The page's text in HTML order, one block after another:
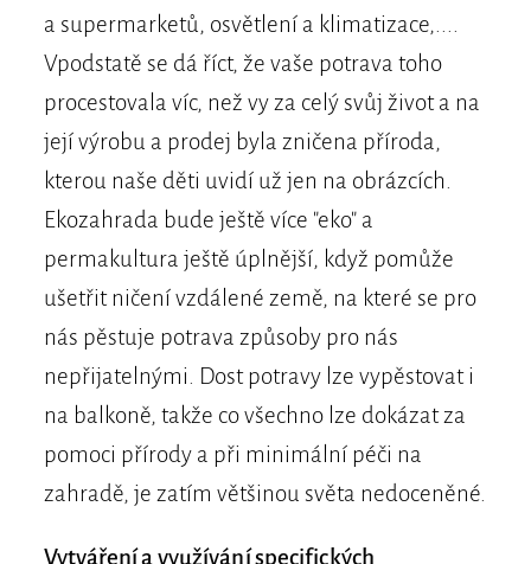
a supermarketů, osvětlení a klimatizace,....
Vpodstatě se dá říct, že vaše potrava toho
procestovala víc, než vy za celý svůj život a na
její výrobu a prodej byla zničena příroda,
kterou naše děti uvidí už jen na obrázcích.
Ekozahrada bude ještě více "eko" a
permakultura ještě úplnější, když pomůže
ušetřit ničení vzdálené země, na které se pro
nás pěstuje potrava způsoby pro nás
nepřijatelnými. Dost potravy lze vypěstovat i
na balkoně, takže co všechno lze dokázat za
pomoci přírody a při minimální péči na
zahradě, je zatím většinou světa nedoceněné.
Vytváření a využívání specifických